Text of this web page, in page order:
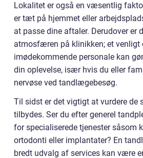
Lokalitet er også en væsentlig
er tæt på hjemmet eller
at passe dine aftaler. Derudover er
atmosfæren på klinikken; et venligt
imødekommende personale kan
din oplevelse, især hvis du eller
nervøse ved tandlægebesøg.
Til sidst er det vigtigt at vurdere de
tilbydes. Ser du efter generel
for specialiserede tjenester såsom
ortodonti eller implantater? En
bredt udvalg af services kan være